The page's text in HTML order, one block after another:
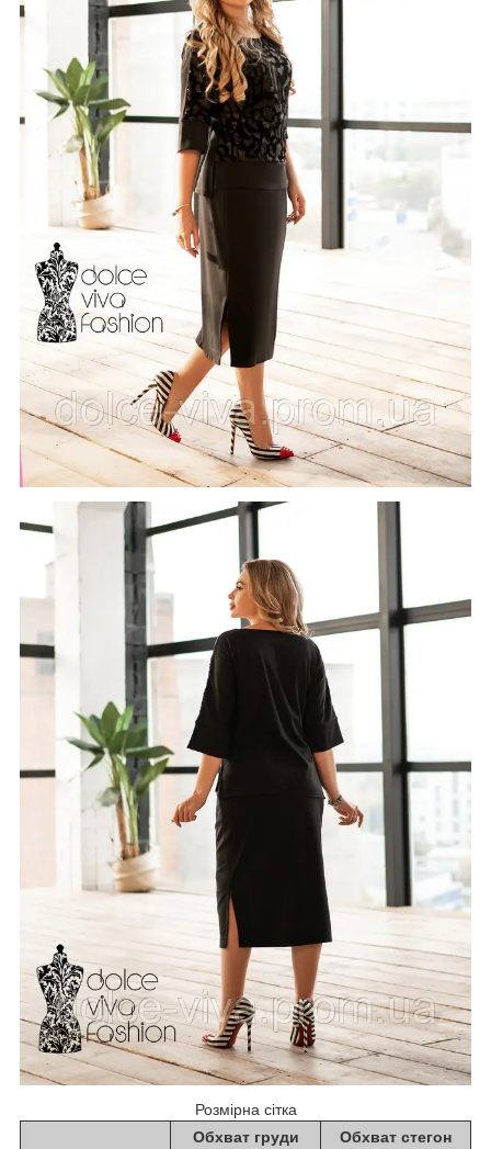
Розмірна сітка
Обхват груди
Обхват стегон